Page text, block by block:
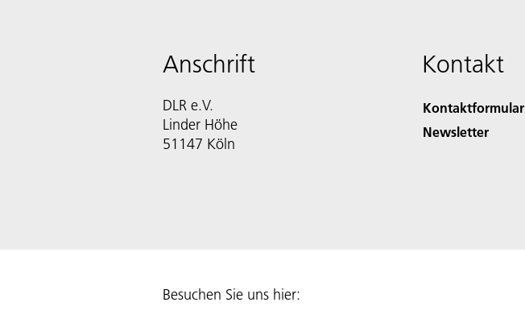
Anschrift
DLR e.V.
Linder Höhe
51147 Köln
Kontakt
Kontaktformular
Newsletter
Besuchen Sie uns hier: